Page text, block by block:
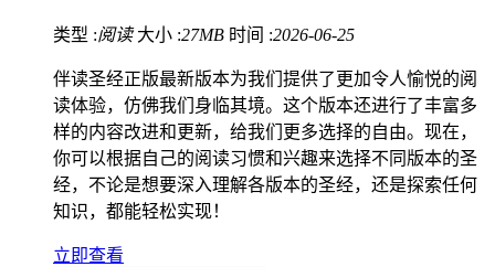
类型 :阅读 大小 :27MB 时间 :2026-06-25
伴读圣经正版最新版本为我们提供了更加令人愉悦的阅
读体验，仿佛我们身临其境。这个版本还进行了丰富多
样的内容改进和更新，给我们更多选择的自由。现在，
你可以根据自己的阅读习惯和兴趣来选择不同版本的圣
经，不论是想要深入理解各版本的圣经，还是探索任何
知识，都能轻松实现！
立即查看